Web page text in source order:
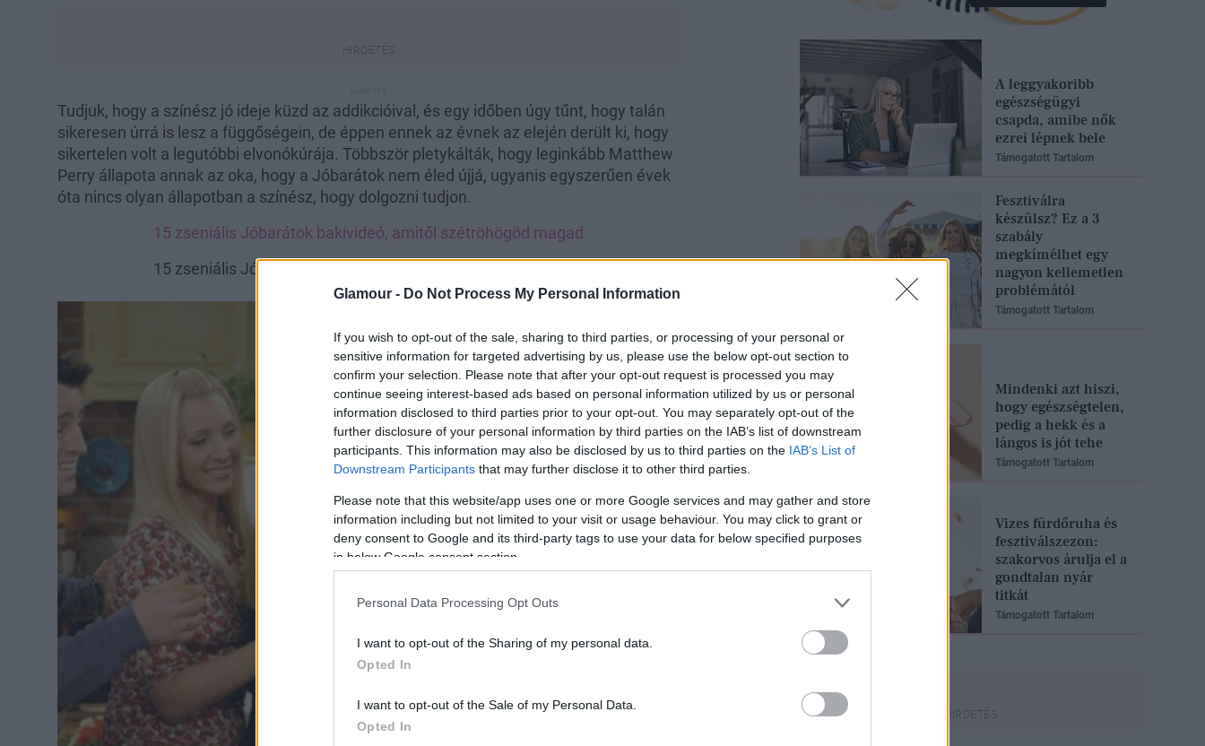
Glamour - Do Not Process My Personal Information
If you wish to opt-out of the sale, sharing to third parties, or processing of your personal or
sensitive information for targeted advertising by us, please use the below opt-out section to
confirm your selection. Please note that after your opt-out request is processed you may
continue seeing interest-based ads based on personal information utilized by us or personal
information disclosed to third parties prior to your opt-out. You may separately opt-out of the
further disclosure of your personal information by third parties on the IAB’s list of downstream
participants. This information may also be disclosed by us to third parties on the IAB’s List of
Downstream Participants that may further disclose it to other third parties.
Please note that this website/app uses one or more Google services and may gather and store
information including but not limited to your visit or usage behaviour. You may click to grant or
deny consent to Google and its third-party tags to use your data for below specified purposes
in below Google consent section.
Personal Data Processing Opt Outs
I want to opt-out of the Sharing of my personal data.
Opted In
I want to opt-out of the Sale of my Personal Data.
Opted In
Tudjuk, hogy a színész jó ideje küzd az addikcióival, és egy időben úgy tűnt, hogy talán
sikeresen úrrá is lesz a függőségein, de éppen ennek az évnek az elején derült ki, hogy
sikertelen volt a legutóbbi elvonókúrája. Többször pletykálták, hogy leginkább Matthew
Perry állapota annak az oka, hogy a Jóbarátok nem éled újjá, ugyanis egyszerűen évek
óta nincs olyan állapotban a színész, hogy dolgozni tudjon.
15 zseniális Jóbarátok bakivideó, amitől szétröhögöd magad
15 zseniális Jóbarátok bakivideó, amitől szétröhögöd magad
A leggyakoribb
egészségügyi
csapda, amibe nők
ezrei lépnek bele
Támogatott Tartalom
Fesztiválra
készülsz? Ez a 3
szabály
megkímélhet egy
nagyon kellemetlen
problémától
Támogatott Tartalom
Mindenki azt hiszi,
hogy egészségtelen,
pedig a hekk és a
lángos is jót tehe
Támogatott Tartalom
Vizes fürdőruha és
fesztiválszezon:
szakorvos árulja el a
gondtalan nyár
titkát
Támogatott Tartalom